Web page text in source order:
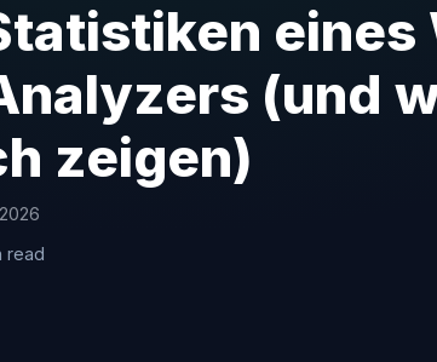
(und
zeigen)
read